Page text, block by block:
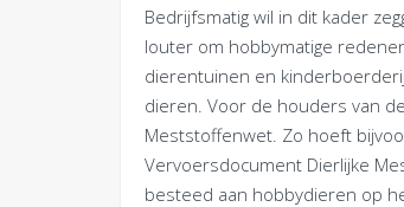
Bedrijfsmatig wil in dit kader
louter om hobbymatige
dierentuinen en
dieren. Voor de houders van
Meststoffenwet. Zo hoeft
Vervoersdocument Dierlijke
besteed aan hobbydieren op